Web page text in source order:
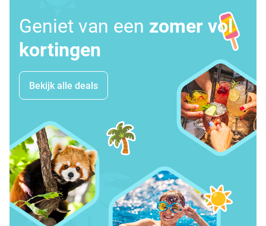
Geniet van een zomer vol
kortingen
Bekijk alle deals